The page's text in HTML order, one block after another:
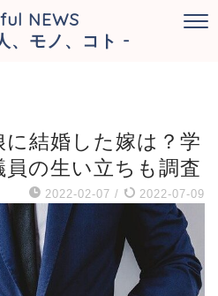
NEWS
、モノ、コト -
結婚した嫁は？学
の生い立ちも調査
2022-02-07 / 2022-07-09